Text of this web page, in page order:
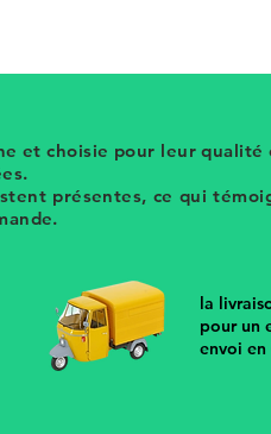
et choisie pour leur
présentes, ce qui
la
pour un
envoi en